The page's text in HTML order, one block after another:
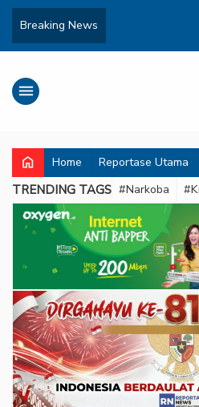
Breaking News
menu
home Home Reportase Utama
TRENDING TAGS #Narkoba